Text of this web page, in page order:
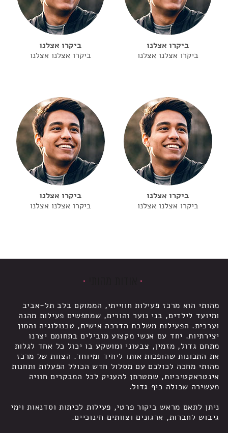
ביקרו אצלנו
ביקרו אצלנו אצלנו
ביקרו אצלנו
ביקרו אצלנו אצלנו
ביקרו אצלנו
ביקרו אצלנו אצלנו
ביקרו אצלנו
ביקרו אצלנו אצלנו
מהותי הוא מרכז פעילות חווייתי, הממוקם בלב תל-אביב
ומיועד לילדים, בני נוער והורים, שמחפשים פעילות מהנה
וערכית. הפעילות משלבת הדרכה אישית, טכנולוגיה והמון
יצירתיות. יחד עם אנשי מקצוע מובילים בתחומם יצרנו
מתחם גדול, מזמין, צבעוני ומושקע בו יכול כל אחד לגלות
את התכונות שהופכות אותו ליחיד ומיוחד. הצוות של מרכז
מהותי מחכה לכולכם עם מסלול חדש הכולל הפעלות ותחנות
אינטראקטיביות, שמטרתן להעניק לכל המבקרים חוויה
מעשירה שכולה כיף גדול.
ניתן לתאם מראש ביקור פרטי, פעילות לכיתות וסדנאות וימי
גיבוש לחברות, ארגונים וצוותים חינוכיים.